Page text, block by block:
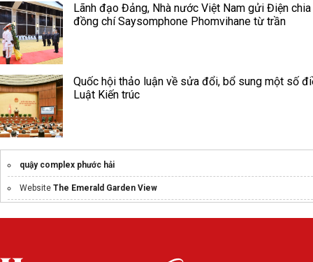
Lãnh đạo Đảng, Nhà nước Việt Nam gửi Điện chia
đồng chí Saysomphone Phomvihane từ trần
Quốc hội thảo luận về sửa đổi, bổ sung một số
Luật Kiến trúc
quậy complex phước hải
Website The Emerald Garden View